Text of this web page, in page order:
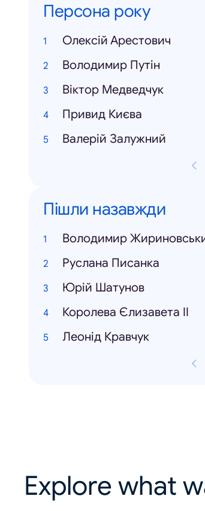
Персона року
Олексій Арестович
Володимир Путін
Віктор Медведчук
Привид Києва
Валерій Залужний
Пішли назавжди
Володимир
Руслана Писанка
Юрій Шатунов
Королева Єлизавета ІІ
Леонід Кравчук
Explore what